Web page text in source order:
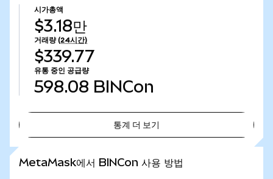
시가총액
$3.18만
거래량 (24시간)
$339.77
유통 중인 공급량
598.08 BINCon
통계 더 보기
MetaMask에서 BINCon 사용 방법